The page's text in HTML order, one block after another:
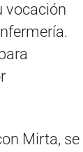
vocación
Mirta, se